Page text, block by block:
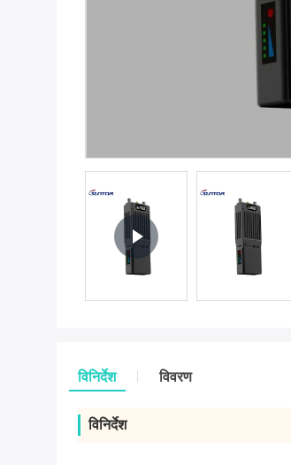
विनिर्देश विवरण
विनिर्देश